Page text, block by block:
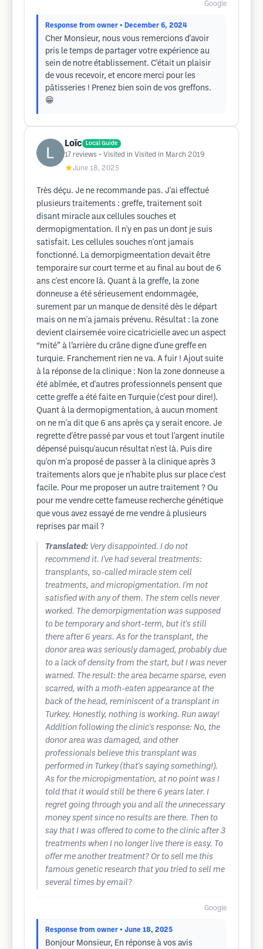
Google
Response from owner • December 6, 2024
Cher Monsieur, nous vous remercions d'avoir
pris le temps de partager votre expérience au
sein de notre établissement. C'était un plaisir
de vous recevoir, et encore merci pour les
pâtisseries ! Prenez bien soin de vos greffons.
😁
Loïc Local Guide
17 reviews • Visited in Visited in March 2019
★June 18, 2025
Très déçu. Je ne recommande pas. J'ai effectué
plusieurs traitements : greffe, traitement soit
disant miracle aux cellules souches et
dermopigmentation. Il n'y en pas un dont je suis
satisfait. Les cellules souches n'ont jamais
fonctionné. La demorpigmeentation devait être
temporaire sur court terme et au final au bout de 6
ans c'est encore là. Quant à la greffe, la zone
donneuse a été sérieusement endommagée,
surement par un manque de densité dès le départ
mais on ne m'a jamais prévenu. Résultat : la zone
devient clairsemée voire cicatricielle avec un aspect
“mité” à l’arrière du crâne digne d'une greffe en
turquie. Franchement rien ne va. A fuir ! Ajout suite
à la réponse de la clinique : Non la zone donneuse a
été abîmée, et d'autres professionnels pensent que
cette greffe a été faite en Turquie (c'est pour dire!).
Quant à la dermopigmentation, à aucun moment
on ne m'a dit que 6 ans après ça y serait encore. Je
regrette d'être passé par vous et tout l'argent inutile
dépensé puisqu'aucun résultat n'est là. Puis dire
qu'on m'a proposé de passer à la clinique après 3
traitements alors que je n'habite plus sur place c'est
facile. Pour me proposer un autre traitement ? Ou
pour me vendre cette fameuse recherche génétique
que vous avez essayé de me vendre à plusieurs
reprises par mail ?
Translated: Very disappointed. I do not
recommend it. I've had several treatments:
transplants, so-called miracle stem cell
treatments, and micropigmentation. I'm not
satisfied with any of them. The stem cells never
worked. The demorpigmentation was supposed
to be temporary and short-term, but it's still
there after 6 years. As for the transplant, the
donor area was seriously damaged, probably due
to a lack of density from the start, but I was never
warned. The result: the area became sparse, even
scarred, with a moth-eaten appearance at the
back of the head, reminiscent of a transplant in
Turkey. Honestly, nothing is working. Run away!
Addition following the clinic's response: No, the
donor area was damaged, and other
professionals believe this transplant was
performed in Turkey (that's saying something!).
As for the micropigmentation, at no point was I
told that it would still be there 6 years later. I
regret going through you and all the unnecessary
money spent since no results are there. Then to
say that I was offered to come to the clinic after 3
treatments when I no longer live there is easy. To
offer me another treatment? Or to sell me this
famous genetic research that you tried to sell me
several times by email?
Google
Response from owner • June 18, 2025
Bonjour Monsieur, En réponse à vos avis